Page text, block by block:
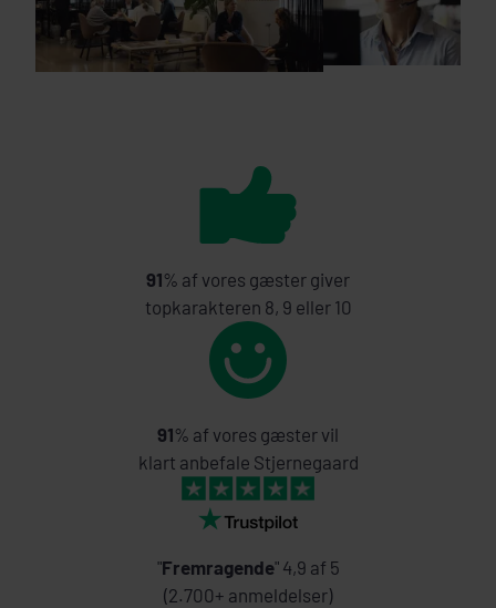
91% af vores gæster giver
topkarakteren 8, 9 eller 10
91% af vores gæster vil
klart anbefale Stjernegaard
"Fremragende" 4,9 af 5
(2.700+ anmeldelser)